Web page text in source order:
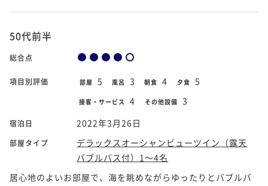
50代前半
総合点
項目別評価 部屋 5 風呂 3 朝食 4 夕食 5
接客・サービス 4 その他設備 3
宿泊日 2022年3月26日
部屋タイプ
デラックスオーシャンビューツイン（露天
バブルバス付）1～4名
居心地のよいお部屋で、海を眺めながらゆったりとバブルバ